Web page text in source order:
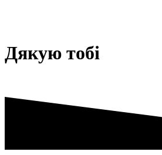
Дякую тобі